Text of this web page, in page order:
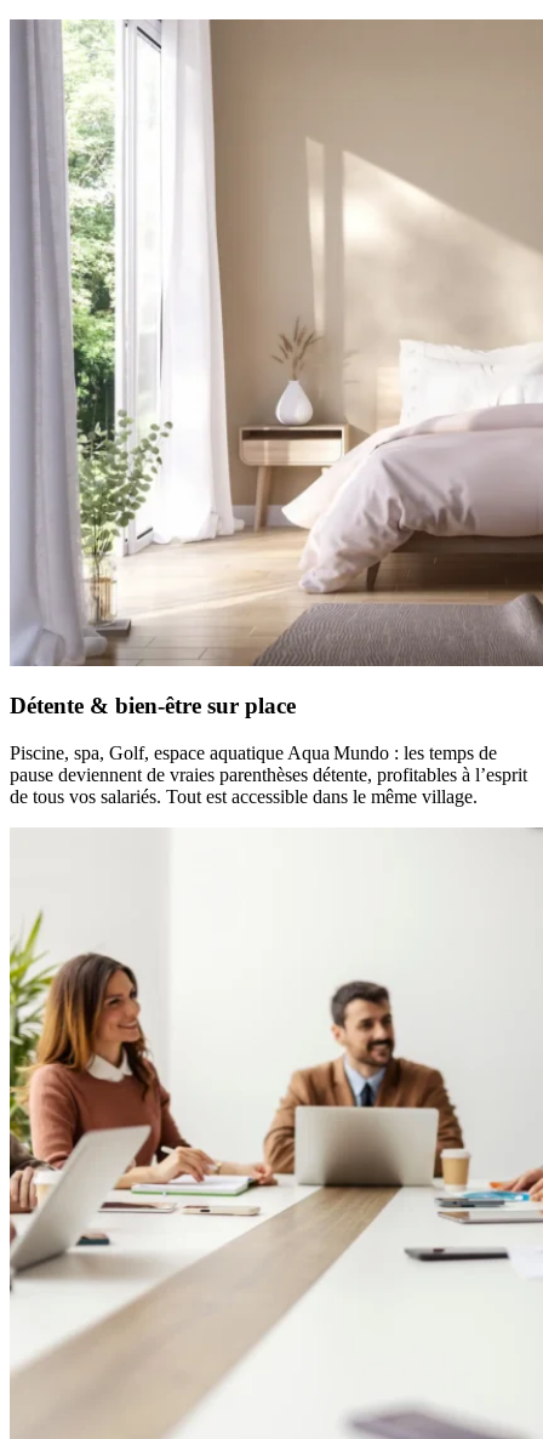
Détente & bien-être sur place
Piscine, spa, Golf, espace aquatique Aqua Mundo : les temps de
pause deviennent de vraies parenthèses détente, profitables à l’esprit
de tous vos salariés. Tout est accessible dans le même village.